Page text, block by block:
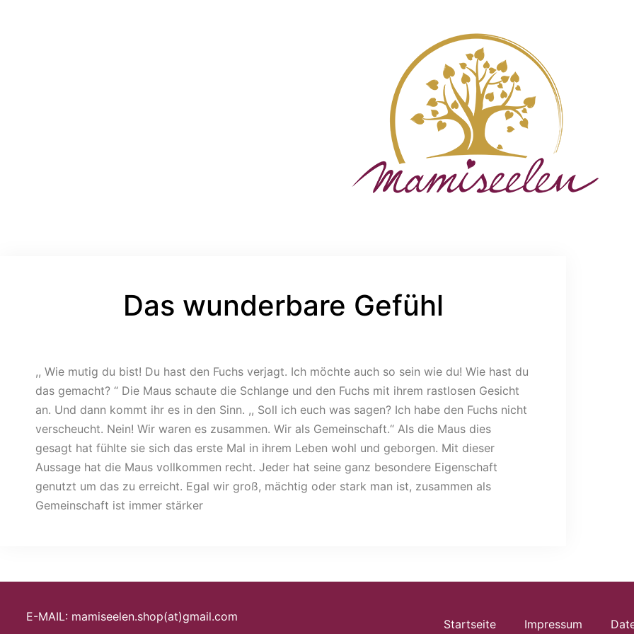
Das wunderbare Gefühl
,, Wie mutig du bist! Du hast den Fuchs verjagt. Ich möchte auch so sein wie du! Wie hast du
das gemacht? “ Die Maus schaute die Schlange und den Fuchs mit ihrem rastlosen Gesicht
an. Und dann kommt ihr es in den Sinn. ,, Soll ich euch was sagen? Ich habe den Fuchs nicht
verscheucht. Nein! Wir waren es zusammen. Wir als Gemeinschaft.“ Als die Maus dies
gesagt hat fühlte sie sich das erste Mal in ihrem Leben wohl und geborgen. Mit dieser
Aussage hat die Maus vollkommen recht. Jeder hat seine ganz besondere Eigenschaft
genutzt um das zu erreicht. Egal wir groß, mächtig oder stark man ist, zusammen als
Gemeinschaft ist immer stärker
E-MAIL: mamiseelen.shop(at)gmail.com
Startseite Impressum